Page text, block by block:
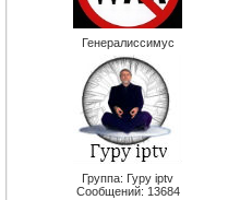
Генералиссимус
Группа: Гуру iptv
Сообщений: 13684